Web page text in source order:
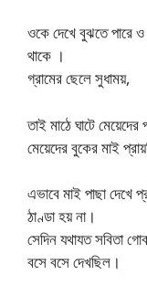
ওকে দেখে বুঝতে পারে ও
থাকে ।
গ্রামের ছেলে সুধাময়,
তাই মাঠে ঘাটে
মেয়েদের বুকের মাই
এভাবে মাই পাছা দেখে
ঠাণ্ডা হয় না।
সেদিন যথাযত সবিতা
বসে বসে দেখছিল।